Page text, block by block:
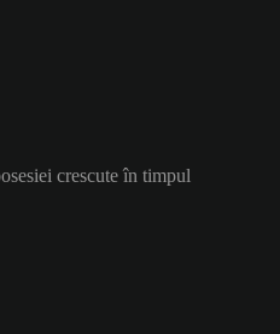
crescute în timpul